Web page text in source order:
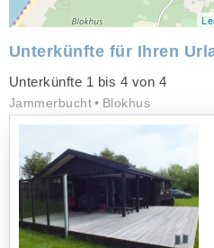
Unterkünfte für Ihren
Unterkünfte 1 bis 4 von 4
Jammerbucht Blokhus